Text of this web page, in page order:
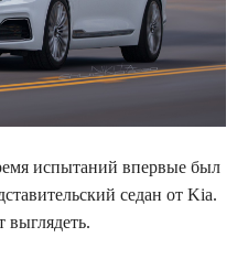
испытаний впервые был
седан от Kia.
выглядеть.